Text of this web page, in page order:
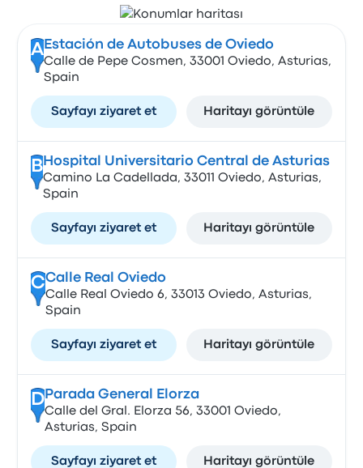
A Estación de Autobuses de Oviedo
Calle de Pepe Cosmen, 33001 Oviedo, Asturias,
Spain
Sayfayı ziyaret et Haritayı görüntüle
B Hospital Universitario Central de Asturias
Camino La Cadellada, 33011 Oviedo, Asturias,
Spain
Sayfayı ziyaret et Haritayı görüntüle
CCalle Real Oviedo
Calle Real Oviedo 6, 33013 Oviedo, Asturias,
Spain
Sayfayı ziyaret et Haritayı görüntüle
DParada General Elorza
Calle del Gral. Elorza 56, 33001 Oviedo,
Asturias, Spain
Sayfayı ziyaret et Haritayı görüntüle